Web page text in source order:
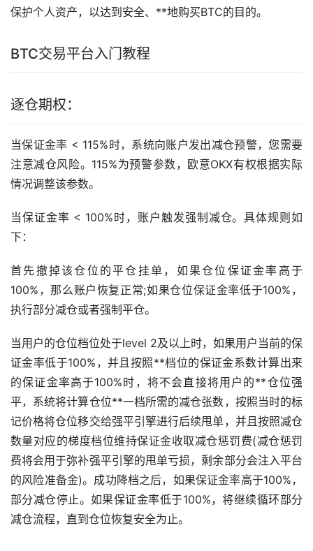
保护个人资产，以达到安全、**地购买BTC的目的。
BTC交易平台入门教程
逐仓期权：
当保证金率 < 115%时，系统向账户发出减仓预警，您需要
注意减仓风险。115%为预警参数，欧意OKX有权根据实际
情况调整该参数。
当保证金率 < 100%时，账户触发强制减仓。具体规则如
下：
首先撤掉该仓位的平仓挂单，如果仓位保证金率高于
100%，那么账户恢复正常;如果仓位保证金率低于100%，
执行部分减仓或者强制平仓。
当用户的仓位档位处于level 2及以上时，如果用户当前的保
证金率低于100%，并且按照**档位的保证金系数计算出来
的保证金率高于100%时，将不会直接将用户的**仓位强
平，系统将计算仓位**一档所需的减仓张数，按照当时的标
记价格将仓位移交给强平引擎进行后续甩单，并且按照减仓
数量对应的梯度档位维持保证金收取减仓惩罚费(减仓惩罚
费将会用于弥补强平引擎的甩单亏损，剩余部分会注入平台
的风险准备金)。成功降档之后，如果保证金率高于100%，
部分减仓停止。如果保证金率低于100%，将继续循环部分
减仓流程，直到仓位恢复安全为止。